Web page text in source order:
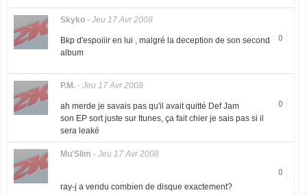
Skyko- Jeu 17 Avr 2008
0
Bkp d'espoiiir en lui , malgré la deception de son second
album
P.M.- Jeu 17 Avr 2008
0
ah merde je savais pas qu'il avait quitté Def Jam
son EP sort juste sur Itunes, ça fait chier je sais pas si il
sera leaké
Mu'Slim - Jeu 17 Avr 2008
0
ray-j a vendu combien de disque exactement?